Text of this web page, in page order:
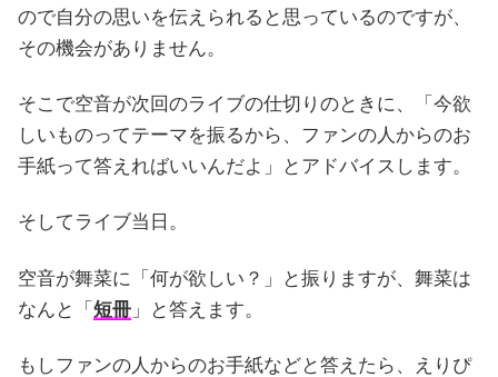
ので自分の思いを伝えられると思っているのですが、
その機会がありません。
そこで空音が次回のライブの仕切りのときに、「今欲
しいものってテーマを振るから、ファンの人からのお
手紙って答えればいいんだよ」とアドバイスします。
そしてライブ当日。
空音が舞菜に「何が欲しい？」と振りますが、舞菜は
なんと「 短冊 」と答えます。
もしファンの人からのお手紙などと答えたら、えりぴ